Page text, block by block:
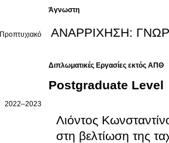
Άγνωστη
Προπτυχιακό ΑΝΑΡΡΙΧΗΣΗ:
Διπλωματικές Εργασίες εκτός ΑΠΘ
Postgraduate Level
2022–2023
Λιόντος
στη βελτίωση της